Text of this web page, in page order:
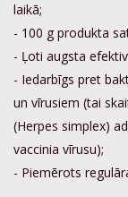
laikā;
- 100 g produkta
- Ļoti augsta
- Iedarbīgs pret
un vīrusiem (tai
(Herpes simplex)
vaccinia vīrusu);
- Piemērots